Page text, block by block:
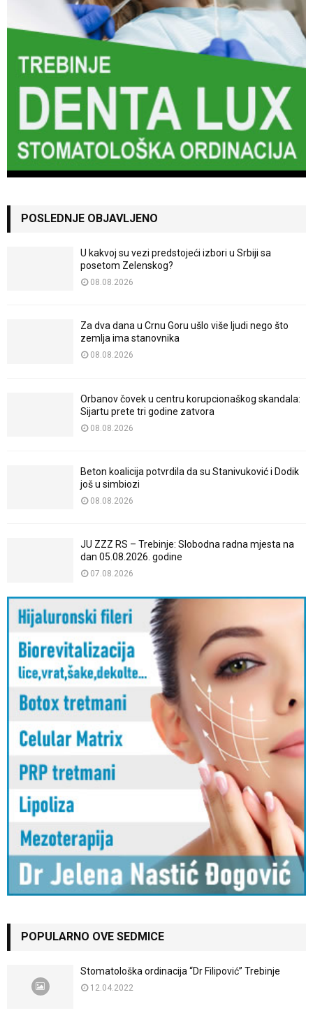
POSLEDNJE OBJAVLJENO
U kakvoj su vezi predstojeći izbori u Srbiji sa
posetom Zelenskog?
08.08.2026
Za dva dana u Crnu Goru ušlo više ljudi nego što
zemlja ima stanovnika
08.08.2026
Orbanov čovek u centru korupcionaškog skandala:
Sijartu prete tri godine zatvora
08.08.2026
Beton koalicija potvrdila da su Stanivuković i Dodik
još u simbiozi
08.08.2026
JU ZZZ RS – Trebinje: Slobodna radna mjesta na
dan 05.08.2026. godine
07.08.2026
POPULARNO OVE SEDMICE
Stomatološka ordinacija “Dr Filipović” Trebinje
12.04.2022